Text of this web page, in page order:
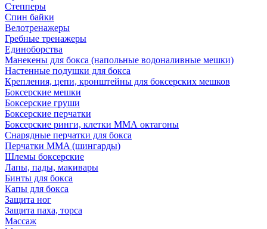
Степперы
Спин байки
Велотренажеры
Гребные тренажеры
Единоборства
Манекены для бокса (напольные водоналивные мешки)
Настенные подушки для бокса
Крепления, цепи, кронштейны для боксерских мешков
Боксерские мешки
Боксерские груши
Боксерские перчатки
Боксерские ринги, клетки ММА октагоны
Снарядные перчатки для бокса
Перчатки MMA (шингарды)
Шлемы боксерские
Лапы, пады, макивары
Бинты для бокса
Капы для бокса
Защита ног
Защита паха, торса
Массаж